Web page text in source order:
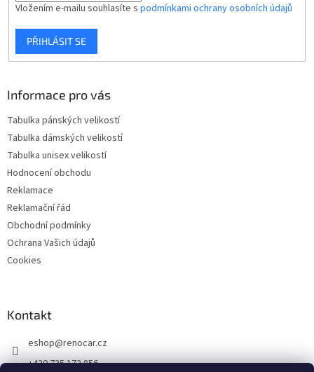
Vložením e-mailu souhlasíte s podmínkami ochrany osobních údajů
PŘIHLÁSIT SE
Informace pro vás
Tabulka pánských velikostí
Tabulka dámských velikostí
Tabulka unisex velikostí
Hodnocení obchodu
Reklamace
Reklamační řád
Obchodní podmínky
Ochrana Vašich údajů
Cookies
Kontakt
eshop@renocar.cz
+420 735 172 856